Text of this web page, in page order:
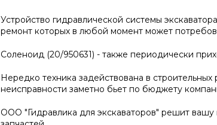
Устройство гидравлической системы
ремонт которых в любой момент может
Соленоид (20/950631) - также периодически
Нередко техника задействована в
неисправности заметно бьет по бюджету
ООО "Гидравлика для экскаваторов" решит